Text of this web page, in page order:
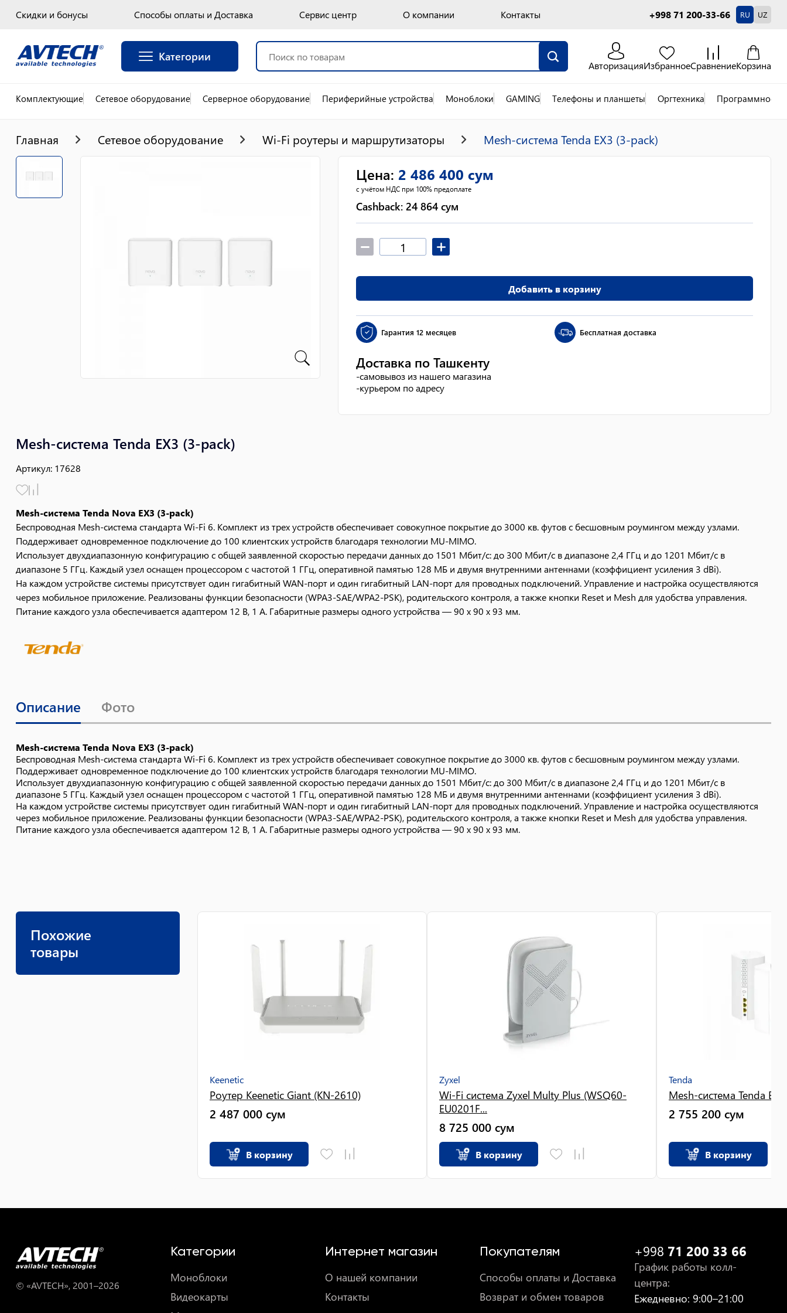
Скидки и бонусы Способы оплаты и Доставка Сервис центр О компании Контакты +998 71 200-33-66 RU UZ
Категории
АвторизацияИзбранноеСравнениеКорзина
Комплектующие Сетевое оборудование Серверное оборудование Периферийные устройства Моноблоки GAMING Телефоны и планшеты Оргтехника Программное
Главная Сетевое оборудование Wi-Fi роутеры и маршрутизаторы Mesh-система Tenda EX3 (3-pack)
Mesh-система Tenda EX3 (3-pack)
Артикул: 17628
Mesh-система Tenda Nova EX3 (3-pack)
Беспроводная Mesh-система стандарта Wi-Fi 6. Комплект из трех устройств обеспечивает совокупное покрытие до 3000 кв. футов с бесшовным роумингом между узлами.
Поддерживает одновременное подключение до 100 клиентских устройств благодаря технологии MU-MIMO.
Использует двухдиапазонную конфигурацию с общей заявленной скоростью передачи данных до 1501 Мбит/с: до 300 Мбит/с в диапазоне 2,4 ГГц и до 1201 Мбит/с в
диапазоне 5 ГГц. Каждый узел оснащен процессором с частотой 1 ГГц, оперативной памятью 128 МБ и двумя внутренними антеннами (коэффициент усиления 3 dBi).
На каждом устройстве системы присутствует один гигабитный WAN-порт и один гигабитный LAN-порт для проводных подключений. Управление и настройка осуществляются
через мобильное приложение. Реализованы функции безопасности (WPA3-SAE/WPA2-PSK), родительского контроля, а также кнопки Reset и Mesh для удобства управления.
Питание каждого узла обеспечивается адаптером 12 В, 1 А. Габаритные размеры одного устройства — 90 x 90 x 93 мм.
Цена: 2 486 400 сум
с учётом НДС при 100% предоплате
Cashback: 24 864 сум
Добавить в корзину
Гарантия 12 месяцев Бесплатная доставка
Доставка по Ташкенту
-самовывоз из нашего магазина
-курьером по адресу
Описание Фото
Mesh-система Tenda Nova EX3 (3-pack)
Беспроводная Mesh-система стандарта Wi-Fi 6. Комплект из трех устройств обеспечивает совокупное покрытие до 3000 кв. футов с бесшовным роумингом между узлами.
Поддерживает одновременное подключение до 100 клиентских устройств благодаря технологии MU-MIMO.
Использует двухдиапазонную конфигурацию с общей заявленной скоростью передачи данных до 1501 Мбит/с: до 300 Мбит/с в диапазоне 2,4 ГГц и до 1201 Мбит/с в
диапазоне 5 ГГц. Каждый узел оснащен процессором с частотой 1 ГГц, оперативной памятью 128 МБ и двумя внутренними антеннами (коэффициент усиления 3 dBi).
На каждом устройстве системы присутствует один гигабитный WAN-порт и один гигабитный LAN-порт для проводных подключений. Управление и настройка осуществляются
через мобильное приложение. Реализованы функции безопасности (WPA3-SAE/WPA2-PSK), родительского контроля, а также кнопки Reset и Mesh для удобства управления.
Питание каждого узла обеспечивается адаптером 12 В, 1 А. Габаритные размеры одного устройства — 90 x 90 x 93 мм.
Похожие
товары
Keenetic
Роутер Keenetic Giant (KN-2610)
2 487 000 сум
В корзину
Zyxel
Wi-Fi система Zyxel Multy Plus (WSQ60-
EU0201F...
8 725 000 сум
В корзину
Tenda
Mesh-система Tenda
2 755 200 сум
В корзину
© «AVTECH», 2001–2026
Категории
Моноблоки
Видеокарты
Интернет магазин
О нашей компании
Контакты
Покупателям
Способы оплаты и Доставка
Возврат и обмен товаров
+998 71 200 33 66
График работы колл-
центра:
Ежедневно: 9:00–21:00